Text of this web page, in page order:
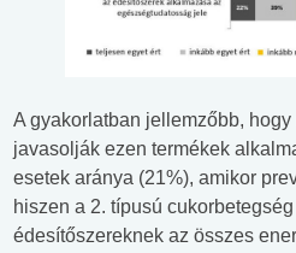
A gyakorlatban jellemzőbb,
javasolják ezen termékek
esetek aránya (21%), amikor
hiszen a 2. típusú
édesítőszereknek az összes